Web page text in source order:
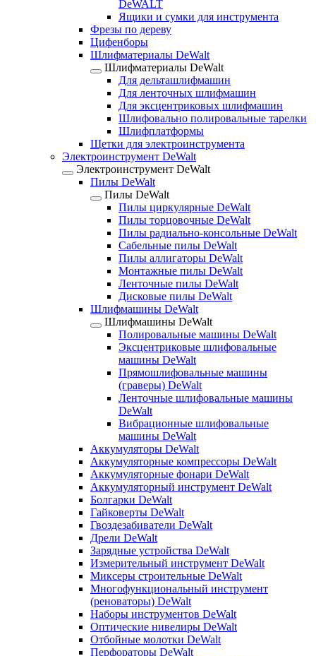
DeWALT
Ящики и сумки для инструмента
Фрезы по дереву
Цифенборы
Шлифматериалы DeWalt
Шлифматериалы DeWalt
Для дельташлифмашин
Для ленточных шлифмашин
Для эксцентриковых шлифмашин
Шлифовально полировальные тарелки
Шлифплатформы
Щетки для электроинструмента
Электроинструмент DeWalt
Электроинструмент DeWalt
Пилы DeWalt
Пилы DeWalt
Пилы циркулярные DeWalt
Пилы торцовочные DeWalt
Пилы радиально-консольные DeWalt
Сабельные пилы DeWalt
Пилы аллигаторы DeWalt
Монтажные пилы DeWalt
Ленточные пилы DeWalt
Дисковые пилы DeWalt
Шлифмашины DeWalt
Шлифмашины DeWalt
Полировальные машины DeWalt
Эксцентриковые шлифовальные
машины DeWalt
Прямошлифовальные машины
(граверы) DeWalt
Ленточные шлифовальные машины
DeWalt
Вибрационные шлифовальные
машины DeWalt
Аккумуляторы DeWalt
Аккумуляторные компрессоры DeWalt
Аккумуляторные фонари DeWalt
Аккумуляторный инструмент DeWalt
Болгарки DeWalt
Гайковерты DeWalt
Гвоздезабиватели DeWalt
Дрели DeWalt
Зарядные устройства DeWalt
Измерительный инструмент DeWalt
Миксеры строительные DeWalt
Многофункциональный инструмент
(реноваторы) DeWalt
Наборы инструментов DeWalt
Оптические нивелиры DeWalt
Отбойные молотки DeWalt
Перфораторы DeWalt